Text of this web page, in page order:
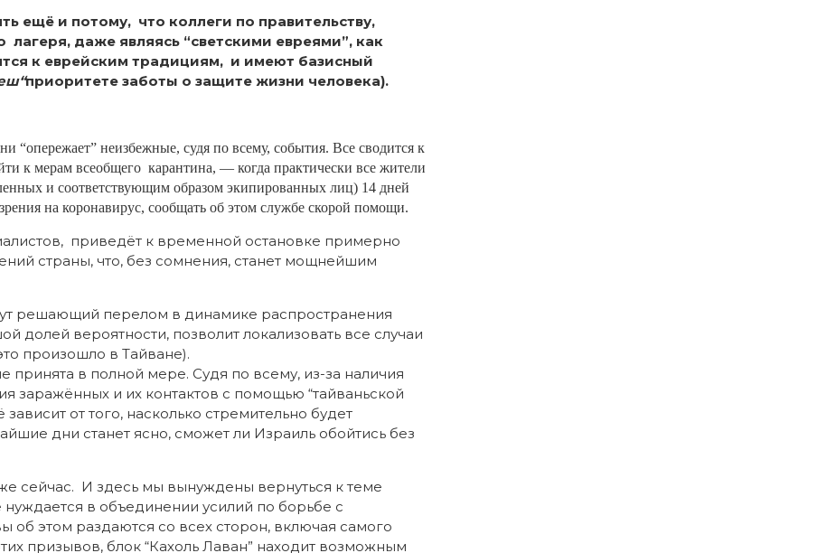
ещё и потому, что коллеги по правительству,
даже являясь “светскими евреями”, как
к еврейским традициям, и имеют базисный
приоритете заботы о защите жизни человека).
неизбежные, судя по всему, события. Все сводится к
к мерам всеобщего карантина, — когда практически все жители
и соответствующим образом экипированных лиц) 14 дней
на коронавирус, сообщать об этом службе скорой помощи.
приведёт к временной остановке примерно
страны, что, без сомнения, станет мощнейшим
решающий перелом в динамике распространения
долей вероятности, позволит локализовать все случаи
произошло в Тайване).
в полной мере. Судя по всему, из-за наличия
заражённых и их контактов с помощью “тайваньской
от того, насколько стремительно будет
дни станет ясно, сможет ли Израиль обойтись без
сейчас. И здесь мы вынуждены вернуться к теме
в объединении усилий по борьбе с
этом раздаются со всех сторон, включая самого
призывов, блок “Кахоль Лаван” находит возможным